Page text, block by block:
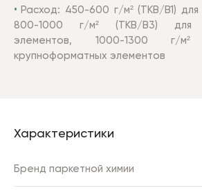
Расход: 450-600 г/м² (TKB/B1)
800-1000 г/м² (TKB/B3) для
элементов, 1000-1300 г/м²
крупноформатных элементов
Характеристики
Бренд паркетной химии